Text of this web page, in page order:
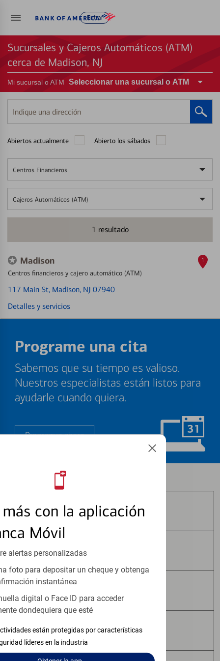
Entrar
con la aplicación
Móvil
alertas personalizadas
foto para depositar un cheque y obtenga
instantánea
digital o Face ID para acceder
dondequiera que esté
están protegidas por características
líderes en la industria
Sucursales y Cajeros Automáticos (ATM)
cerca de Madison, NJ
Mi sucursal o ATM Seleccionar una sucursal o ATM
Indique
una
Abiertos actualmente Abierto los sábados
Centros Financieros
Cajeros Automáticos (ATM)
1 resultado
Madison
Centros financieros y cajero automático (ATM)
117 Main St, Madison, NJ 07940
Detalles y servicios
1
Programe una cita
Sabemos que su tiempo es valioso.
Nuestros especialistas están listos para
ayudarle cuando quiera.
Programar ahora
Los productos de inversión y seguros:
No Están Asegurados por FDIC
No Tienen Garantía Bancaria
No Constituyen Depósitos